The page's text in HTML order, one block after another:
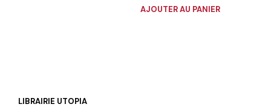
AJOUTER AU PANIER
LIBRAIRIE UTOPIA